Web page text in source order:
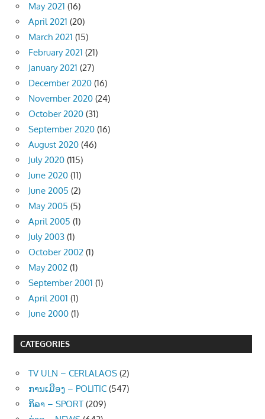
May 2021 (16)
April 2021 (20)
March 2021 (15)
February 2021 (21)
January 2021 (27)
December 2020 (16)
November 2020 (24)
October 2020 (31)
September 2020 (16)
August 2020 (46)
July 2020 (115)
June 2020 (11)
June 2005 (2)
May 2005 (5)
April 2005 (1)
July 2003 (1)
October 2002 (1)
May 2002 (1)
September 2001 (1)
April 2001 (1)
June 2000 (1)
CATEGORIES
TV ULN – CERLALAOS (2)
ການເມືອງ – POLITIC (547)
ກິລາ – SPORT (209)